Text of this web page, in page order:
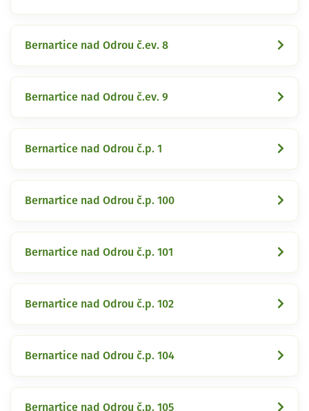
Bernartice nad Odrou č.ev. 8
Bernartice nad Odrou č.ev. 9
Bernartice nad Odrou č.p. 1
Bernartice nad Odrou č.p. 100
Bernartice nad Odrou č.p. 101
Bernartice nad Odrou č.p. 102
Bernartice nad Odrou č.p. 104
Bernartice nad Odrou č.p. 105